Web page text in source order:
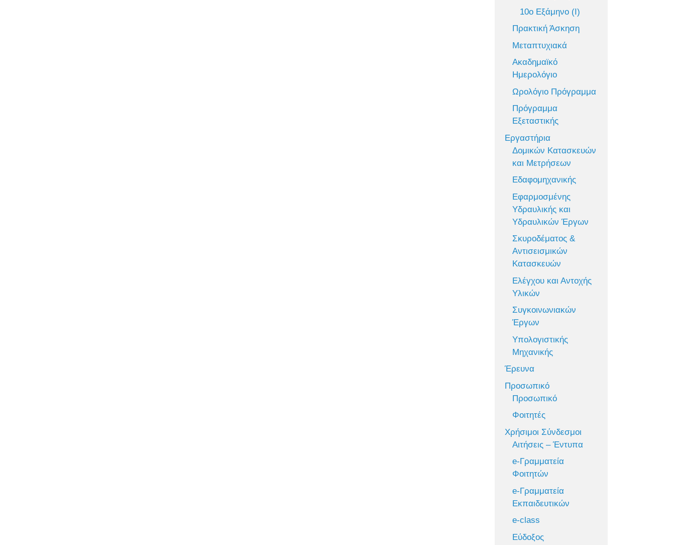
10ο Εξάμηνο (Ι)
Πρακτική Άσκηση
Μεταπτυχιακά
Ακαδημαϊκό
Ημερολόγιο
Ωρολόγιο Πρόγραμμα
Πρόγραμμα
Εξεταστικής
Εργαστήρια
Δομικών Κατασκευών
και Μετρήσεων
Εδαφομηχανικής
Εφαρμοσμένης
Υδραυλικής και
Υδραυλικών Έργων
Σκυροδέματος &
Αντισεισμικών
Κατασκευών
Ελέγχου και Αντοχής
Υλικών
Συγκοινωνιακών
Έργων
Υπολογιστικής
Μηχανικής
Έρευνα
Προσωπικό
Προσωπικό
Φοιτητές
Χρήσιμοι Σύνδεσμοι
Αιτήσεις – Έντυπα
e-Γραμματεία
Φοιτητών
e-Γραμματεία
Εκπαιδευτικών
e-class
Εύδοξος